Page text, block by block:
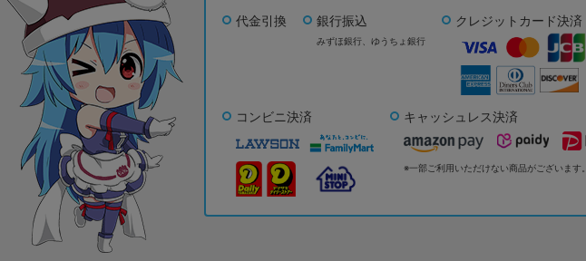
代金引換 銀行振込
みずほ銀行、 ゆうちょ銀行
クレジットカード決済
コンビニ決済 キャッシュレス決済
※一部ご利用いただけない商品がございます。